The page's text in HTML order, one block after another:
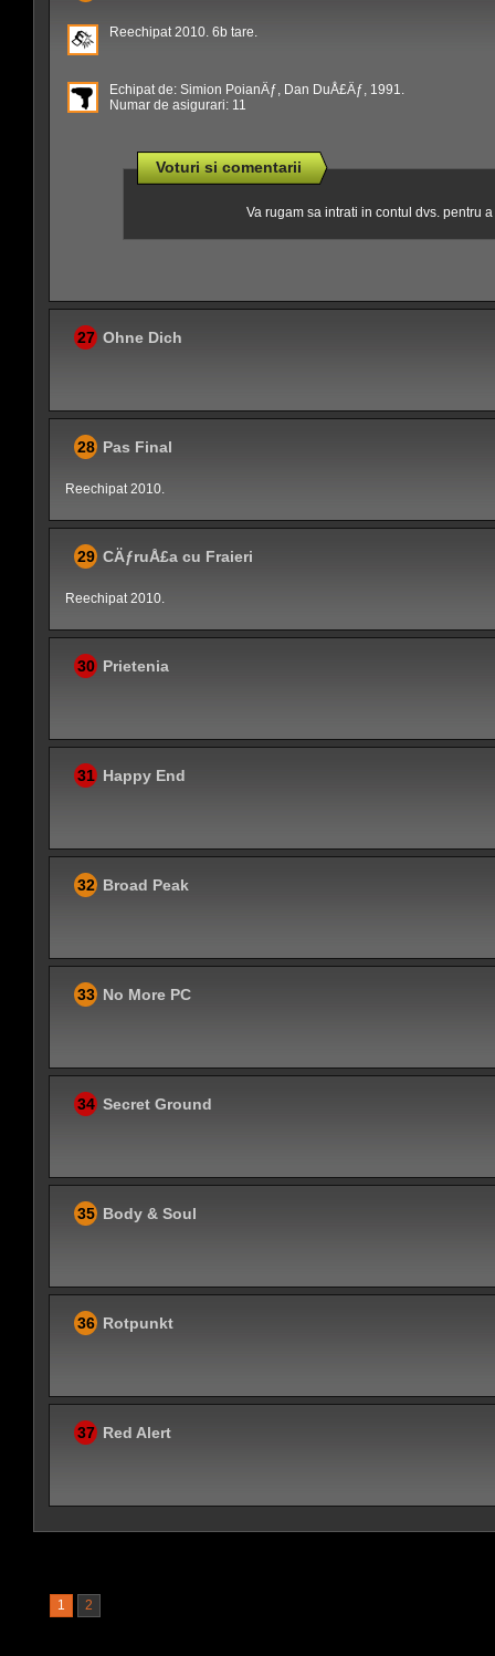
Reechipat 2010. 6b tare.
Echipat de: Simion PoianÄƒ, Dan DuÅ£Äƒ, 1991.
Numar de asigurari: 11
Voturi si comentarii
Va rugam sa intrati in contul dvs. pentru
27 Ohne Dich
28 Pas Final
Reechipat 2010.
29 CÄƒruÅ£a cu Fraieri
Reechipat 2010.
30 Prietenia
31 Happy End
32 Broad Peak
33 No More PC
34 Secret Ground
35 Body & Soul
36 Rotpunkt
37 Red Alert
1 2